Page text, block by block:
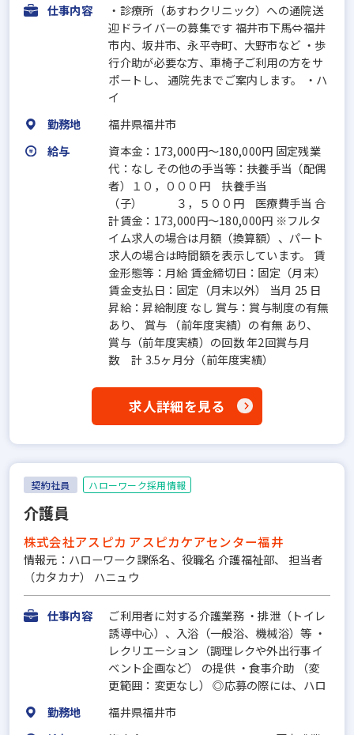
仕事内容
・診療所（あすわクリニック）への通院送
迎ドライバーの募集です 福井市下馬⇔福井
市内、坂井市、永平寺町、大野市など ・歩
行介助が必要な方、車椅子ご利用の方をサ
ポートし、 通院先までご案内します。 ・ハ
イ
勤務地
福井県福井市
給与
資本金：173,000円〜180,000円 固定残業
代：なし その他の手当等：扶養手当（配偶
者）１０，０００円 扶養手当
（子） ３，５００円 医療費手当 合
計賃金：173,000円～180,000円 ※フルタ
イム求人の場合は月額（換算額）、パート
求人の場合は時間額を表示しています。 賃
金形態等：月給 賃金締切日：固定（月末）
賃金支払日：固定（月末以外） 当月 25 日
昇給：昇給制度 なし 賞与：賞与制度の有無
あり、 賞与 （前年度実績）の有無 あり、
賞与（前年度実績）の回数 年2回賞与月
数 計 3.5ヶ月分（前年度実績）
求人詳細を見る
契約社員 ハローワーク採用情報
介護員
株式会社アスピカ アスピカケアセンター福井
情報元：ハローワーク課係名、役職名 介護福祉部、 担当者
（カタカナ） ハニュウ
仕事内容
ご利用者に対する介護業務 ・排泄（トイレ
誘導中心）、入浴（一般浴、機械浴）等 ・
レクリエーション（調理レクや外出行事イ
ベント企画など） の提供 ・食事介助 （変
更範囲：変更なし） ◎応募の際には、ハロ
勤務地
福井県福井市